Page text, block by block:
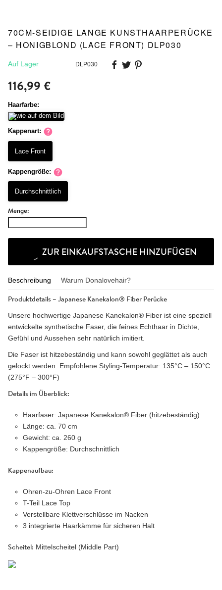
70CM-SEIDIGE LANGE KUNSTHAARPERÜCKE
– HONIGBLOND (LACE FRONT) DLP030
Auf Lager DLP030
116,99 €
Haarfarbe:
Kappenart:
Lace Front
Kappengröße:
Durchschnittlich
Menge:
ZUR EINKAUFSTASCHE HINZUFÜGEN
Beschreibung Warum Donalovehair?
Produktdetails – Japanese Kanekalon® Fiber Perücke
Unsere hochwertige Japanese Kanekalon® Fiber ist eine speziell
entwickelte synthetische Faser, die feines Echthaar in Dichte,
Gefühl und Aussehen sehr natürlich imitiert.
Die Faser ist hitzebeständig und kann sowohl geglättet als auch
gelockt werden. Empfohlene Styling-Temperatur: 135°C – 150°C
(275°F – 300°F)
Details im Überblick:
Haarfaser: Japanese Kanekalon® Fiber (hitzebeständig)
Länge: ca. 70 cm
Gewicht: ca. 260 g
Kappengröße: Durchschnittlich
Kappenaufbau:
Ohren-zu-Ohren Lace Front
T-Teil Lace Top
Verstellbare Klettverschlüsse im Nacken
3 integrierte Haarkämme für sicheren Halt
Scheitel: Mittelscheitel (Middle Part)